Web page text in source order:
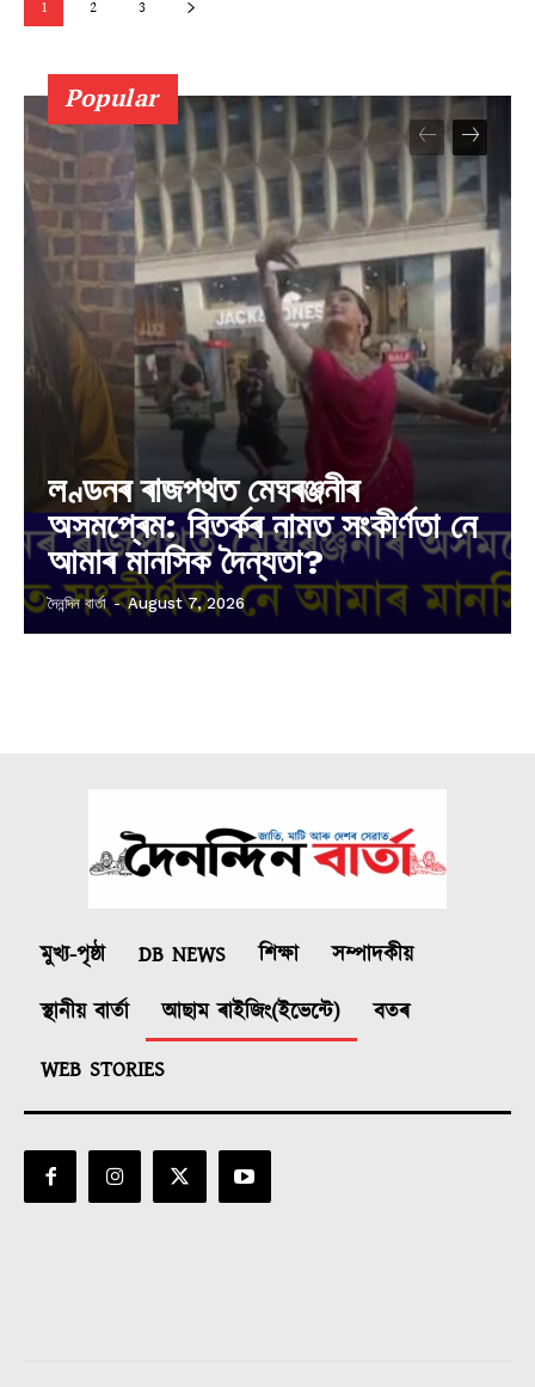
1 2 3
Popular
লণ্ডনৰ ৰাজপথত মেঘৰঞ্জনীৰ
অসমপ্ৰেম: বিতৰ্কৰ নামত সংকীৰ্ণতা নে
আমাৰ মানসিক দৈন্যতা?
দৈনন্দিন বাৰ্তা - August 7, 2026
মুখ্য-পৃষ্ঠা DB NEWS শিক্ষা
সম্পাদকীয়
স্থানীয় বাৰ্তা
আছাম ৰাইজিং(ইভেন্টে)
বতৰ
WEB STORIES